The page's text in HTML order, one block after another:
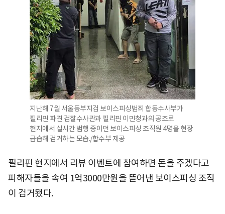
지난해 7월 서울동부지검 보이스피싱범죄 합동수사부가
필리핀 파견 검찰수사관과 필리핀 이민청과의 공조로
현지에서 실시간 범행 중이던 보이스피싱 조직원 4명을 현장
급습해 검거하는 모습./합수부 제공
필리핀 현지에서 리뷰 이벤트에 참여하면 돈을 주겠다고
피해자들을 속여 1억3000만원을 뜯어낸 보이스피싱 조직
이 검거됐다.